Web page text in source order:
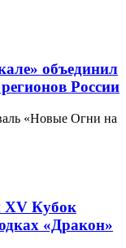
объединил
России
«Новые Огни на
XV Кубок
«Дракон»